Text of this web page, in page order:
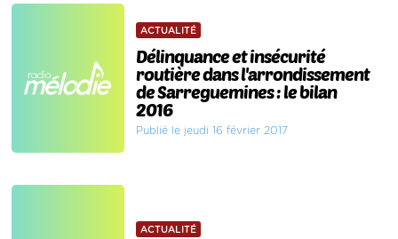
ACTUALITÉ
Délinquance et insécurité
routière dans l'arrondissement
de Sarreguemines : le bilan
2016
Publié le jeudi 16 février 2017
ACTUALITÉ